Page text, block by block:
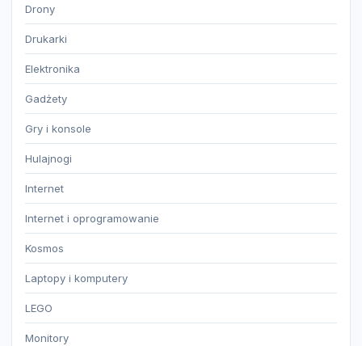
Drony
Drukarki
Elektronika
Gadżety
Gry i konsole
Hulajnogi
Internet
Internet i oprogramowanie
Kosmos
Laptopy i komputery
LEGO
Monitory